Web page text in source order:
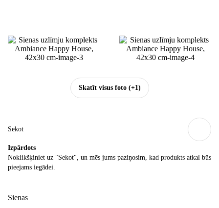
Skatīt visus foto(+1)
Sekot
Izpārdots
Noklikšķiniet uz "Sekot", un mēs jums paziņosim, kad produkts atkal būs
pieejams iegādei.
Sienas